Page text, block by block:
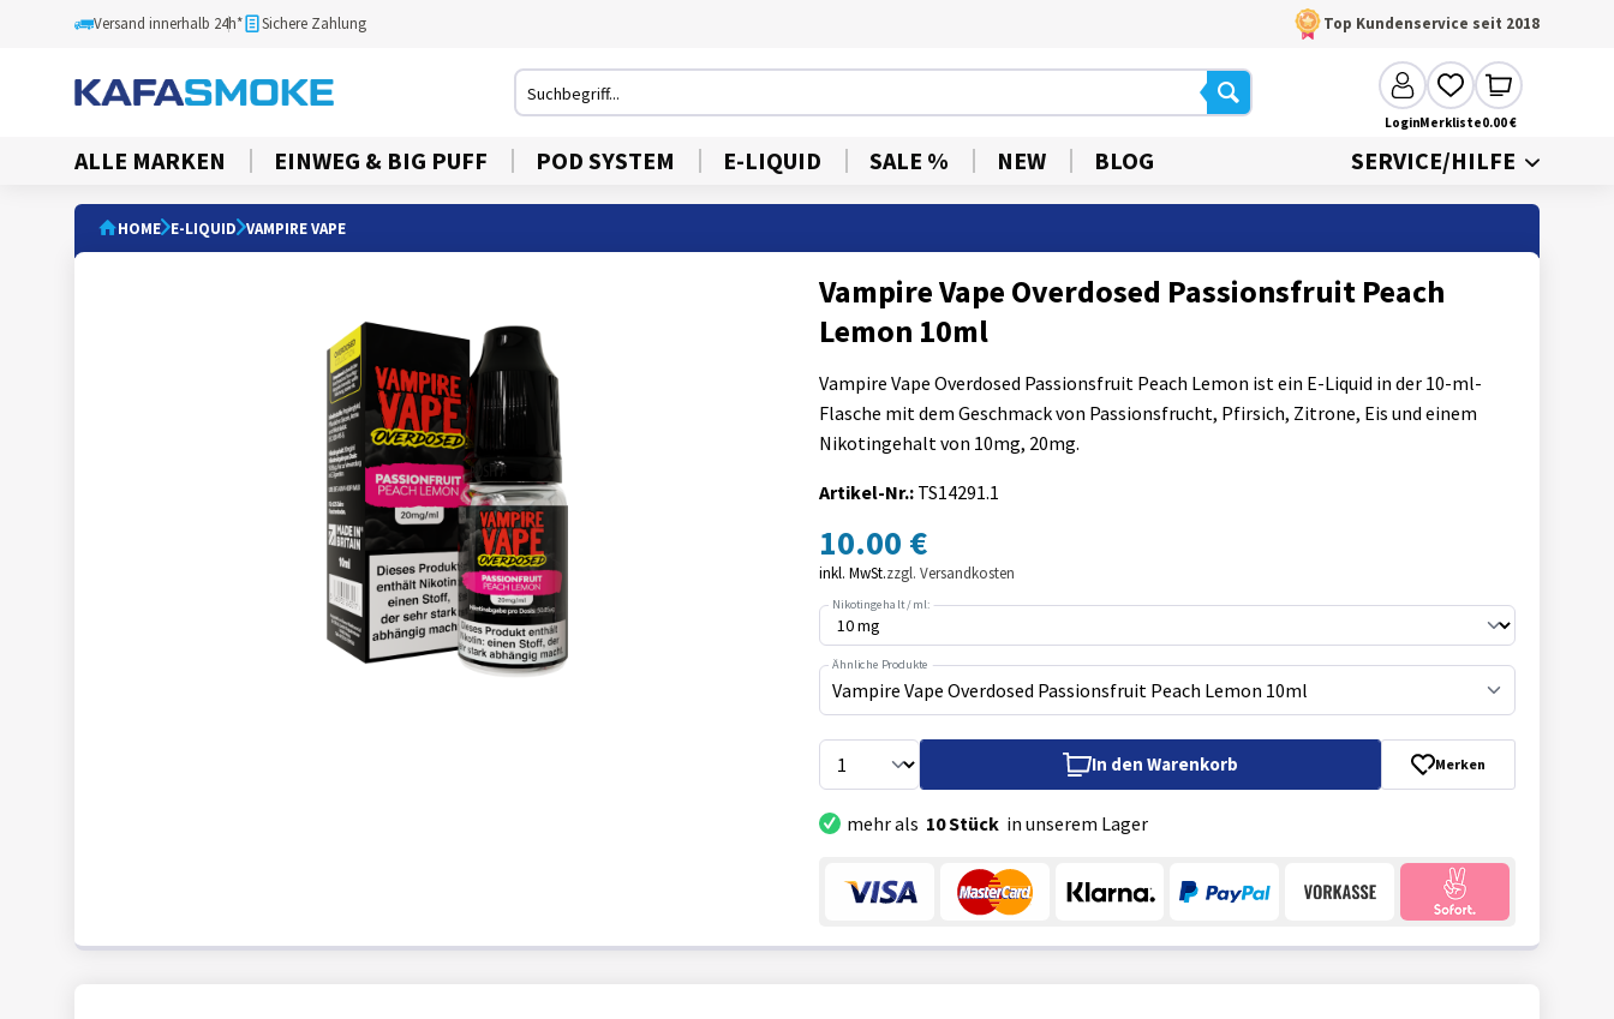
Versand innerhalb 24h* Sichere Zahlung Top Kundenservice seit 2018
LoginMerkliste0.00 €
ALLE MARKEN EINWEG & BIG PUFF POD SYSTEM E-LIQUID SALE % NEW BLOG SERVICE/HILFE
HOME E-LIQUID VAMPIRE VAPE
Vampire Vape Overdosed Passionsfruit Peach
Lemon 10ml
Vampire Vape Overdosed Passionsfruit Peach Lemon ist ein E-Liquid in der 10-ml-
Flasche mit dem Geschmack von Passionsfrucht, Pfirsich, Zitrone, Eis und einem
Nikotingehalt von 10mg, 20mg.
Artikel-Nr.: TS14291.1
10.00 €
inkl. MwSt.zzgl. Versandkosten
Nikotingehalt / ml:
Vampire Vape Overdosed Passionsfruit Peach Lemon 10ml
Ähnliche Produkte
In den Warenkorb Merken
mehr als 10 Stück in unserem Lager